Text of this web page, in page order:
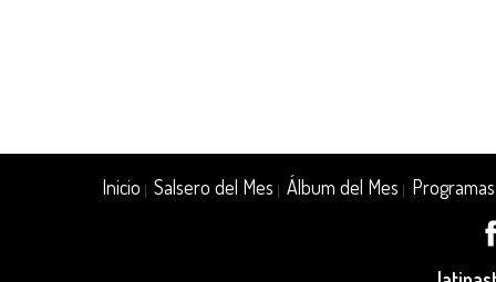
Inicio |Salsero del Mes |Álbum del Mes Programas